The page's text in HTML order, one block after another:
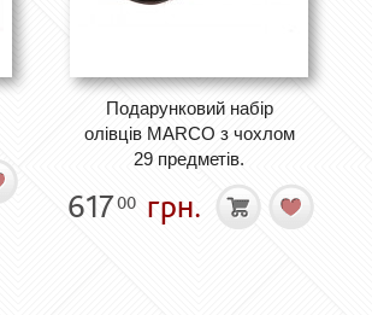
Подарунковий набір
олівців MARCO з чохлом
29 предметів.
61700 грн.